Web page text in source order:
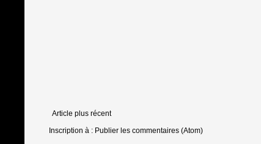
Article plus récent
Inscription à : Publier les commentaires (Atom)